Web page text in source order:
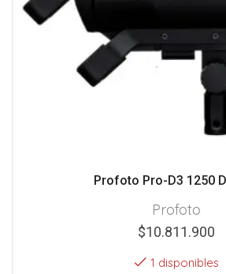
Profoto Pro-D3 1250
Profoto
$10.811.900
1 disponibles